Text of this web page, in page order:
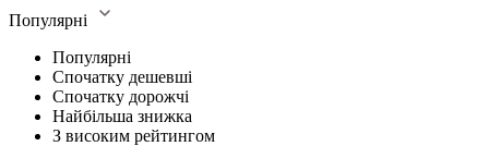
Популярні
Популярні
Спочатку дешевші
Спочатку дорожчі
Найбільша знижка
З високим рейтингом